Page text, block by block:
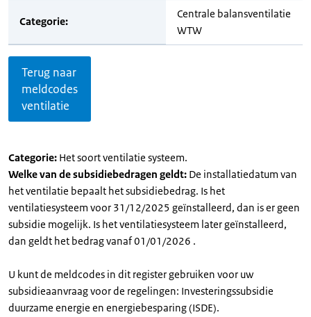
Categorie:
Centrale balansventilatie
WTW
Terug naar
meldcodes
ventilatie
Categorie: Het soort ventilatie systeem.
Welke van de subsidiebedragen geldt: De installatiedatum van
het ventilatie bepaalt het subsidiebedrag. Is het
ventilatiesysteem voor 31/12/2025 geïnstalleerd, dan is er geen
subsidie mogelijk. Is het ventilatiesysteem later geïnstalleerd,
dan geldt het bedrag vanaf 01/01/2026 .
U kunt de meldcodes in dit register gebruiken voor uw
subsidieaanvraag voor de regelingen: Investeringssubsidie
duurzame energie en energiebesparing (ISDE).